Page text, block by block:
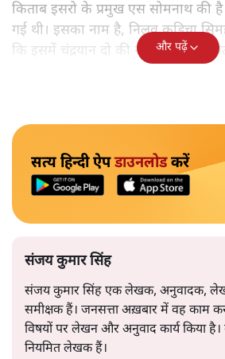
किताब इसरो के प्रमुख एस सोमनाथ की
गई थी। इसका नाम है, निलवु कुडिचा
कि इसमें चंद्रयान दो की नाकामी से
और पढ़ें
सत्य हिन्दी ऐपडाउनलोडकरें
संजय कुमार सिंह
संजय कुमार सिंह एक लेखक, अनुवादक,
समीक्षक हैं। जनसत्ता अख़बार में वह काम कर
विषयों पर लेखन और अनुवाद कार्य किया
नियमित लेखक हैं।